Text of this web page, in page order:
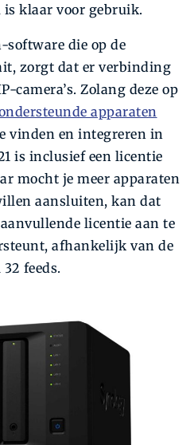
is klaar voor gebruik.
software die op de
zorgt dat er verbinding
camera’s. Zolang deze op
apparaten
vinden en integreren in
is inclusief een licentie
mocht je meer apparaten
aansluiten, kan dat
licentie aan te
afhankelijk van de
feeds.